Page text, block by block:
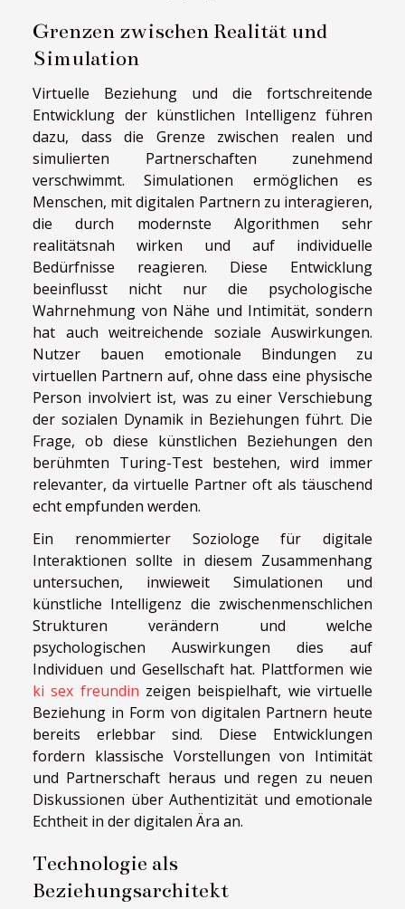
Grenzen zwischen Realität und
Simulation
Virtuelle Beziehung und die fortschreitende
Entwicklung der künstlichen Intelligenz führen
dazu, dass die Grenze zwischen realen und
simulierten Partnerschaften zunehmend
verschwimmt. Simulationen ermöglichen es
Menschen, mit digitalen Partnern zu interagieren,
die durch modernste Algorithmen sehr
realitätsnah wirken und auf individuelle
Bedürfnisse reagieren. Diese Entwicklung
beeinflusst nicht nur die psychologische
Wahrnehmung von Nähe und Intimität, sondern
hat auch weitreichende soziale Auswirkungen.
Nutzer bauen emotionale Bindungen zu
virtuellen Partnern auf, ohne dass eine physische
Person involviert ist, was zu einer Verschiebung
der sozialen Dynamik in Beziehungen führt. Die
Frage, ob diese künstlichen Beziehungen den
berühmten Turing-Test bestehen, wird immer
relevanter, da virtuelle Partner oft als täuschend
echt empfunden werden.
Ein renommierter Soziologe für digitale
Interaktionen sollte in diesem Zusammenhang
untersuchen, inwieweit Simulationen und
künstliche Intelligenz die zwischenmenschlichen
Strukturen verändern und welche
psychologischen Auswirkungen dies auf
Individuen und Gesellschaft hat. Plattformen wie
ki sex freundin zeigen beispielhaft, wie virtuelle
Beziehung in Form von digitalen Partnern heute
bereits erlebbar sind. Diese Entwicklungen
fordern klassische Vorstellungen von Intimität
und Partnerschaft heraus und regen zu neuen
Diskussionen über Authentizität und emotionale
Echtheit in der digitalen Ära an.
Technologie als
Beziehungsarchitekt